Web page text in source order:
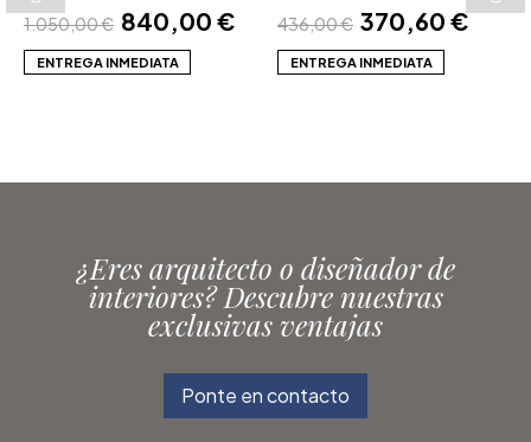
1.050,00 € 840,00 €
ENTREGA INMEDIATA
436,00 € 370,60 €
ENTREGA INMEDIATA
¿Eres arquitecto o diseñador de
interiores? Descubre nuestras
exclusivas ventajas
Ponte en contacto